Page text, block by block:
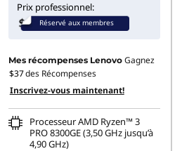
Prix professionnel:
Réservé aux membres
Mes récompenses Lenovo Gagnez
$37des Récompenses
Inscrivez-vous maintenant!
Processeur AMD Ryzen™ 3
PRO 8300GE (3,50 GHz jusqu’à
4,90 GHz)